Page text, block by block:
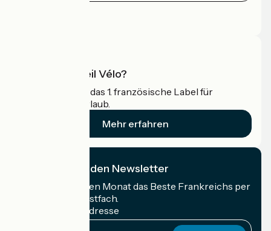
Was ist Accueil Vélo?
Accueil Vélo ist das 1. französische Label für
Radfahrer im Urlaub.
Mehr erfahren
Ich abonniere den Newsletter
Erhalten Sie jeden Monat das Beste Frankreichs per
Rad in Ihrem Postfach.
Meine E-Mail-Adresse